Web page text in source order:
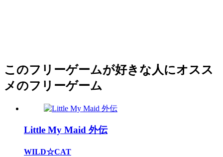
このフリーゲームが好きな人にオスス
メのフリーゲーム
Little My Maid 外伝
WILD☆CAT